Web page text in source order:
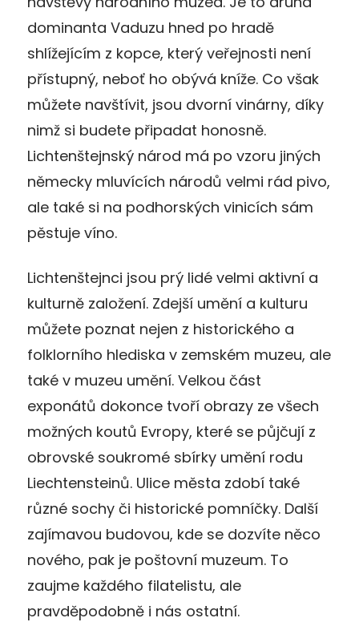
dominanta Vaduzu hned po hradě
shlížejícím z kopce, který veřejnosti není
přístupný, neboť ho obývá kníže. Co však
můžete navštívit, jsou dvorní vinárny, díky
nimž si budete připadat honosně.
Lichtenštejnský národ má po vzoru jiných
německy mluvících národů velmi rád pivo,
ale také si na podhorských vinicích sám
pěstuje víno.
Lichtenštejnci jsou prý lidé velmi aktivní a
kulturně založení. Zdejší umění a kulturu
můžete poznat nejen z historického a
folklorního hlediska v zemském muzeu, ale
také v muzeu umění. Velkou část
exponátů dokonce tvoří obrazy ze všech
možných koutů Evropy, které se půjčují z
obrovské soukromé sbírky umění rodu
Liechtensteinů. Ulice města zdobí také
různé sochy či historické pomníčky. Další
zajímavou budovou, kde se dozvíte něco
nového, pak je poštovní muzeum. To
zaujme každého filatelistu, ale
pravděpodobně i nás ostatní.